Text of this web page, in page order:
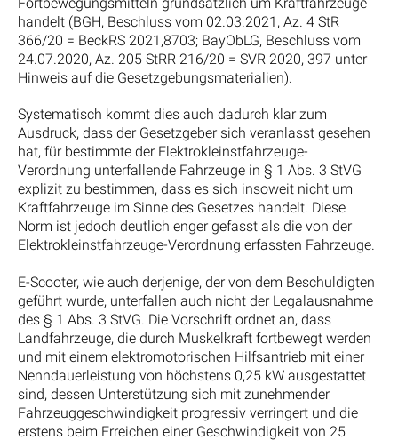
handelt (BGH, Beschluss vom 02.03.2021, Az. 4 StR
366/20 = BeckRS 2021,8703; BayObLG, Beschluss vom
24.07.2020, Az. 205 StRR 216/20 = SVR 2020, 397 unter
Hinweis auf die Gesetzgebungsmaterialien).
Systematisch kommt dies auch dadurch klar zum
Ausdruck, dass der Gesetzgeber sich veranlasst gesehen
hat, für bestimmte der Elektrokleinstfahrzeuge-
Verordnung unterfallende Fahrzeuge in § 1 Abs. 3 StVG
explizit zu bestimmen, dass es sich insoweit nicht um
Kraftfahrzeuge im Sinne des Gesetzes handelt. Diese
Norm ist jedoch deutlich enger gefasst als die von der
Elektrokleinstfahrzeuge-Verordnung erfassten Fahrzeuge.
E-Scooter, wie auch derjenige, der von dem Beschuldigten
geführt wurde, unterfallen auch nicht der Legalausnahme
des § 1 Abs. 3 StVG. Die Vorschrift ordnet an, dass
Landfahrzeuge, die durch Muskelkraft fortbewegt werden
und mit einem elektromotorischen Hilfsantrieb mit einer
Nenndauerleistung von höchstens 0,25 kW ausgestattet
sind, dessen Unterstützung sich mit zunehmender
Fahrzeuggeschwindigkeit progressiv verringert und die
erstens beim Erreichen einer Geschwindigkeit von 25